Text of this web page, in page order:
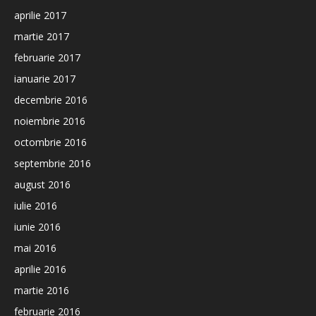
aprilie 2017
martie 2017
februarie 2017
ianuarie 2017
decembrie 2016
noiembrie 2016
octombrie 2016
septembrie 2016
august 2016
iulie 2016
iunie 2016
mai 2016
aprilie 2016
martie 2016
februarie 2016